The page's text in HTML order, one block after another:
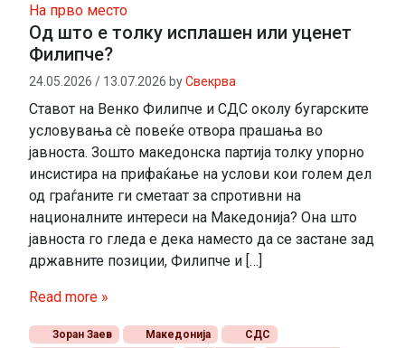
На прво место
Од што е толку исплашен или уценет
Филипче?
24.05.2026 / 13.07.2026 byСвекрва
Ставот на Венко Филипче и СДС околу бугарските
условувања сè повеќе отвора прашања во
јавноста. Зошто македонска партија толку упорно
инсистира на прифаќање на услови кои голем дел
од граѓаните ги сметаат за спротивни на
националните интереси на Македонија? Она што
јавноста го гледа е дека наместо да се застане зад
државните позиции, Филипче и […]
Read more »
Зоран Заев Македонија
СДС